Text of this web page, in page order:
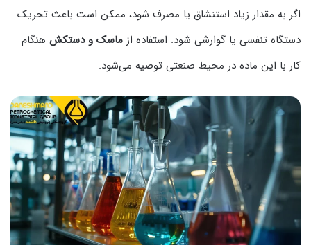
اگر به مقدار زیاد استنشاق یا مصرف شود، ممکن است باعث تحریک
دستگاه تنفسی یا گوارشی شود. استفاده از ماسک و دستکش هنگام
کار با این ماده در محیط صنعتی توصیه می‌شود.